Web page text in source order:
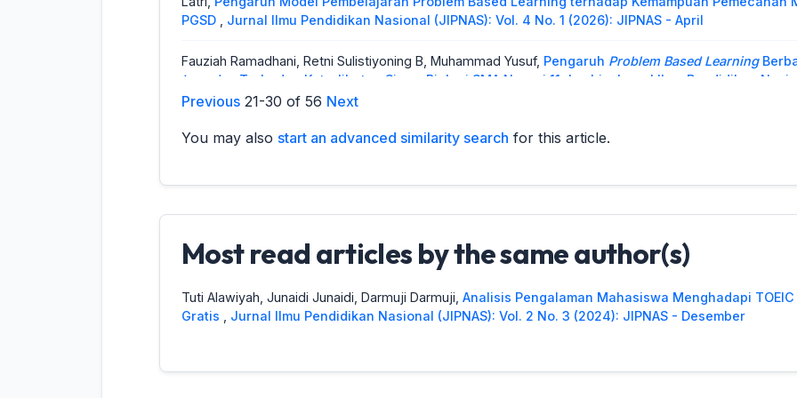
PGSD
Jurnal Ilmu Pendidikan Nasional (JIPNAS): Vol. 4 No. 1 (2026): JIPNAS - April
Fauziah Ramadhani, Retni Sulistiyoning B, Muhammad Yusuf, Pengaruh Problem Based Learning
Learning Terhadap Keterlibatan Siswa Biologi SMA Negeri 11 Jambi
Jurnal Ilmu Pendidikan
JIPNAS - Agustus
Randy Randy,Pengaruh Efikasi Diri Terhadap Peningkatan Maharah Kalam Peserta Didik Kelas
Board Pada Siswa Kelas IVSDN Kalibanteng Kidul 01 Semarang,Jurnal Ilmu Pendidikan Nasional
Pendidikan Di Sekolah Negeri,Jurnal Ilmu Pendidikan Nasional (JIPNAS): Vol. 3 No. 1 (2025):
Previous 21-30 of 56 Next
You may also start an advanced similarity search for this article.
Most read articles by the same author(s)
Tuti Alawiyah, Junaidi Junaidi, Darmuji Darmuji, Analisis Pengalaman Mahasiswa Menghadapi
Gratis
Jurnal Ilmu Pendidikan Nasional (JIPNAS): Vol. 2 No. 3 (2024): JIPNAS - Desember